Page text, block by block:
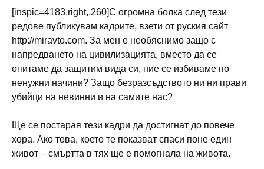
[inspic=4183,right,,260]С огромна болка след тези
редове публикувам кадрите, взети от руския сайт
http://miravto.com. За мен е необяснимо защо с
напредването на цивилизацията, вместо да се
опитаме да защитим вида си, ние се избиваме по
ненужни начини? Защо безразсъдството ни ни прави
убийци на невинни и на самите нас?
Ще се постарая тези кадри да достигнат до повече
хора. Ако това, което те показват спаси поне един
живот – смъртта в тях ще е помогнала на живота.